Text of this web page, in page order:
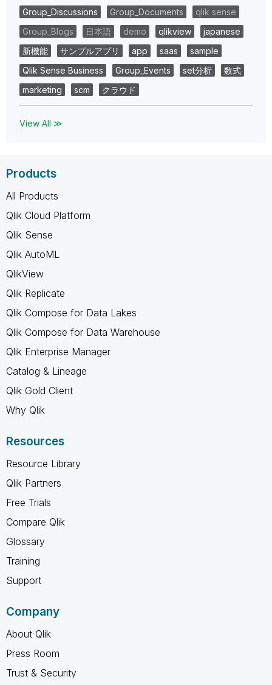
Group_Discussions Group_Documents
qlik sense
Group_Blogs
日本語 demo qlikview
japanese
新機能
サンプルアプリ app saas
sample
Qlik Sense Business
Group_Events set分析
数式
marketing
scm クラウド
View All ≫
Products
All Products
Qlik Cloud Platform
Qlik Sense
Qlik AutoML
QlikView
Qlik Replicate
Qlik Compose for Data Lakes
Qlik Compose for Data Warehouse
Qlik Enterprise Manager
Catalog & Lineage
Qlik Gold Client
Why Qlik
Resources
Resource Library
Qlik Partners
Free Trials
Compare Qlik
Glossary
Training
Support
Company
About Qlik
Press Room
Trust & Security